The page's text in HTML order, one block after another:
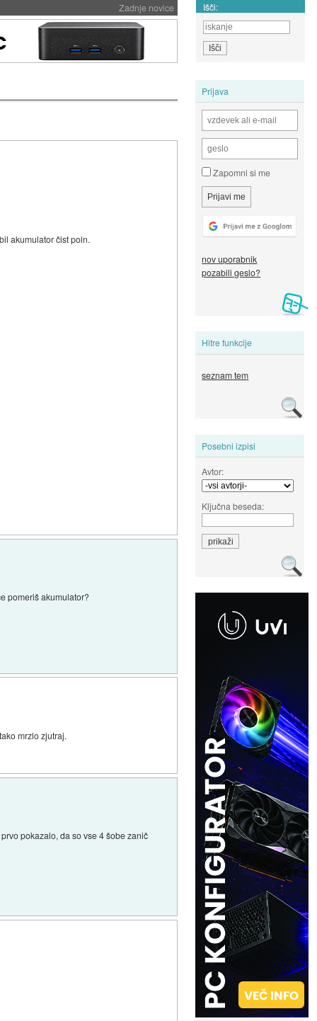
Zadnje novice Išči:
Prijava
Zapomni si me
nov uporabnik
pozabili geslo?
Hitre funkcije
seznam tem
Posebni izpisi
Avtor:
Ključna beseda:
akumulator čist poln.
pomeriš akumulator?
mrzlo zjutraj.
pokazalo, da so vse 4 šobe zanič